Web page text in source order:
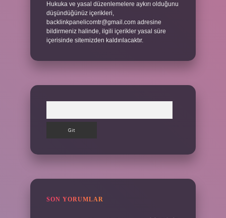
Hukuka ve yasal düzenlemelere aykırı olduğunu
düşündüğünüz içerikleri,
backlinkpanelicomtr@gmail.com adresine
bildirmeniz halinde, ilgili içerikler yasal süre
içerisinde sitemizden kaldırılacaktır.
SON YORUMLAR